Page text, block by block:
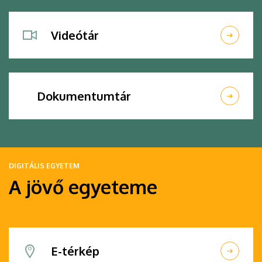
Videótár
Dokumentumtár
DIGITÁLIS EGYETEM
A jövő egyeteme
E-térkép